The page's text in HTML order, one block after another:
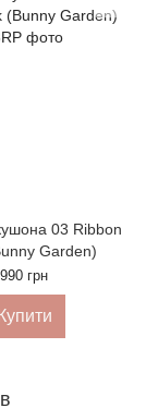
03 Ribbon
Garden)
990 грн
Купити